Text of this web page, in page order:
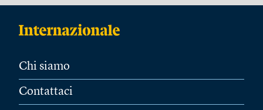
Chi siamo
Contattaci